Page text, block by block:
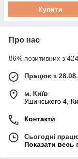
Купити
Про нас
86% позитивних з
Працює з
м. Київ
Ушинського 4,
Контакти
Сьогодні
Показати весь